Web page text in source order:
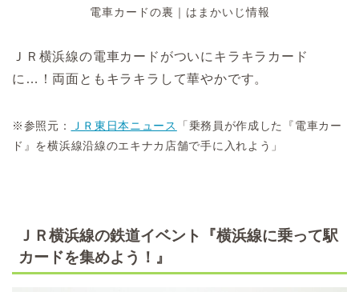
電車カードの裏｜はまかいじ情報
ＪＲ横浜線の電車カードがついにキラキラカード
に…！両面ともキラキラして華やかです。
※参照元： ＪＲ東日本ニュース
「乗務員が作成した『電車カー
ド』を横浜線沿線のエキナカ店舗で手に入れよう」
ＪＲ横浜線の鉄道イベント『横浜線に乗って駅
カードを集めよう！』